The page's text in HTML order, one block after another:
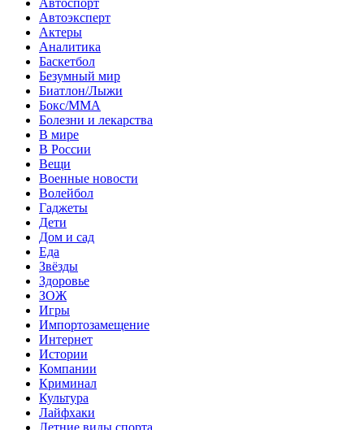
Автоэксперт
Актеры
Аналитика
Баскетбол
Безумный мир
Биатлон/Лыжи
Бокс/MMA
Болезни и лекарства
В мире
В России
Вещи
Военные новости
Волейбол
Гаджеты
Дети
Дом и сад
Еда
Звёзды
Здоровье
ЗОЖ
Игры
Импортозамещение
Интернет
Истории
Компании
Криминал
Культура
Лайфхаки
Летние виды спорта